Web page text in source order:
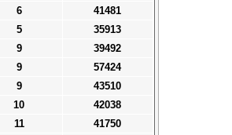
6 41481
5 35913
9 39492
9 57424
9 43510
10 42038
11 41750